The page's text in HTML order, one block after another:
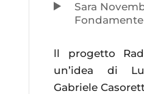
Sara
Fondamente
ll progetto
un’idea di
Gabriele